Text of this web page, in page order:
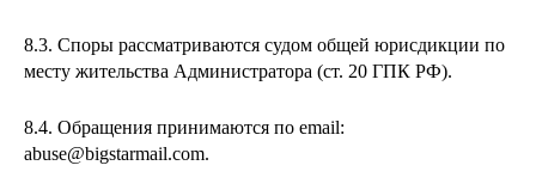
8.3. Споры рассматриваются судом общей юрисдикции по
месту жительства Администратора (ст. 20 ГПК РФ).
8.4. Обращения принимаются по email:
abuse@bigstarmail.com.